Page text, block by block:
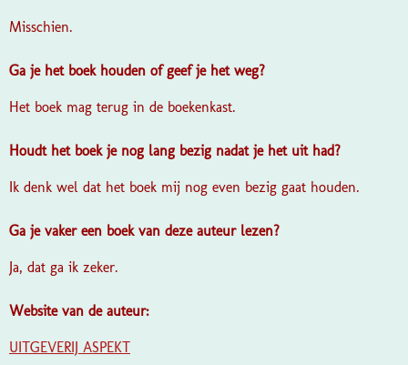
Misschien.
Ga je het boek houden of geef je het weg?
Het boek mag terug in de boekenkast.
Houdt het boek je nog lang bezig nadat je het uit had?
Ik denk wel dat het boek mij nog even bezig gaat houden.
Ga je vaker een boek van deze auteur lezen?
Ja, dat ga ik zeker.
Website van de auteur:
UITGEVERIJ ASPEKT